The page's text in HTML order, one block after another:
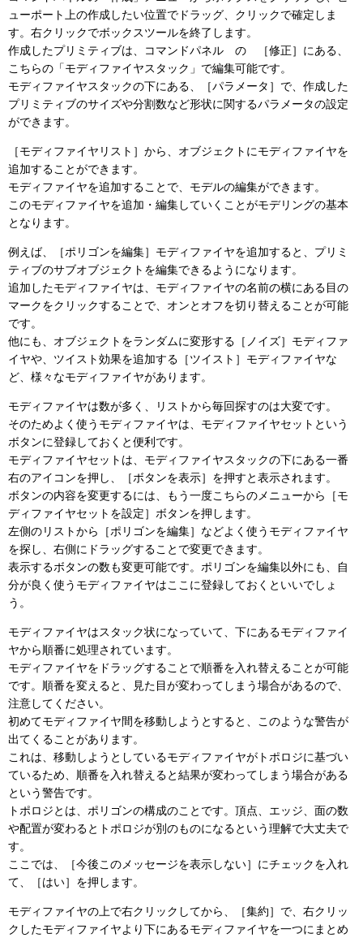
ューポート上の作成したい位置でドラッグ、クリックで確定しま
す。右クリックでボックスツールを終了します。
作成したプリミティブは、コマンドパネル の ［修正］にある、
こちらの「モディファイヤスタック」で編集可能です。
モディファイヤスタックの下にある、［パラメータ］で、作成した
プリミティブのサイズや分割数など形状に関するパラメータの設定
ができます。
［モディファイヤリスト］から、オブジェクトにモディファイヤを
追加することができます。
モディファイヤを追加することで、モデルの編集ができます。
このモディファイヤを追加・編集していくことがモデリングの基本
となります。
例えば、［ポリゴンを編集］モディファイヤを追加すると、プリミ
ティブのサブオブジェクトを編集できるようになります。
追加したモディファイヤは、モディファイヤの名前の横にある目の
マークをクリックすることで、オンとオフを切り替えることが可能
です。
他にも、オブジェクトをランダムに変形する［ノイズ］モディファ
イヤや、ツイスト効果を追加する［ツイスト］モディファイヤな
ど、様々なモディファイヤがあります。
モディファイヤは数が多く、リストから毎回探すのは大変です。
そのためよく使うモディファイヤは、モディファイヤセットという
ボタンに登録しておくと便利です。
モディファイヤセットは、モディファイヤスタックの下にある一番
右のアイコンを押し、［ボタンを表示］を押すと表示されます。
ボタンの内容を変更するには、もう一度こちらのメニューから［モ
ディファイヤセットを設定］ボタンを押します。
左側のリストから［ポリゴンを編集］などよく使うモディファイヤ
を探し、右側にドラッグすることで変更できます。
表示するボタンの数も変更可能です。ポリゴンを編集以外にも、自
分が良く使うモディファイヤはここに登録しておくといいでしょ
う。
モディファイヤはスタック状になっていて、下にあるモディファイ
ヤから順番に処理されています。
モディファイヤをドラッグすることで順番を入れ替えることが可能
です。順番を変えると、見た目が変わってしまう場合があるので、
注意してください。
初めてモディファイヤ間を移動しようとすると、このような警告が
出てくることがあります。
これは、移動しようとしているモディファイヤがトポロジに基づい
ているため、順番を入れ替えると結果が変わってしまう場合がある
という警告です。
トポロジとは、ポリゴンの構成のことです。頂点、エッジ、面の数
や配置が変わるとトポロジが別のものになるという理解で大丈夫で
す。
ここでは、［今後このメッセージを表示しない］にチェックを入れ
て、［はい］を押します。
モディファイヤの上で右クリックしてから、［集約］で、右クリッ
クしたモディファイヤより下にあるモディファイヤを一つにまとめ